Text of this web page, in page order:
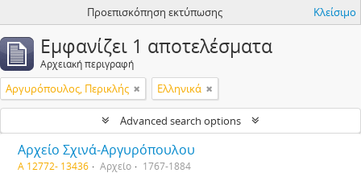
Προεπισκόπηση εκτύπωσης Κλείσιμο
Εμφανίζει 1 αποτελέσματα
Αρχειακή περιγραφή
Αργυρόπουλος, Περικλής Ελληνικά
Advanced search options
Αρχείο Σχινά-Αργυρόπουλου
Α 12772- 13436 Αρχείο 1767-1884